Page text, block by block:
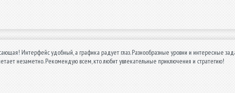
Интерфейс удобный, а графика радует глаз. Разнообразные уровни и интересные
незаметно. Рекомендую всем, кто любит увлекательные приключения и стратегию!